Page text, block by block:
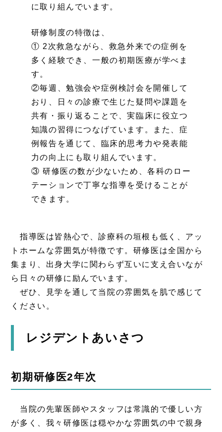
に取り組んでいます。
研修制度の特徴は、
① 2次救急ながら、救急外来での症例を
多く経験でき、一般の初期医療が学べま
す。
②毎週、勉強会や症例検討会を開催して
おり、日々の診療で生じた疑問や課題を
共有・振り返ることで、実臨床に役立つ
知識の習得につなげています。また、症
例報告を通じて、臨床的思考力や発表能
力の向上にも取り組んでいます。
③ 研修医の数が少ないため、各科のロー
テーションで丁寧な指導を受けることが
できます。
指導医は皆熱心で、診療科の垣根も低く、アッ
トホームな雰囲気が特徴です。研修医は全国から
集まり、出身大学に関わらず互いに支え合いなが
ら日々の研修に励んでいます。
ぜひ、見学を通して当院の雰囲気を肌で感じて
ください。
レジデントあいさつ
初期研修医2年次
当院の先輩医師やスタッフは常識的で優しい方
が多く、我々研修医は穏やかな雰囲気の中で親身